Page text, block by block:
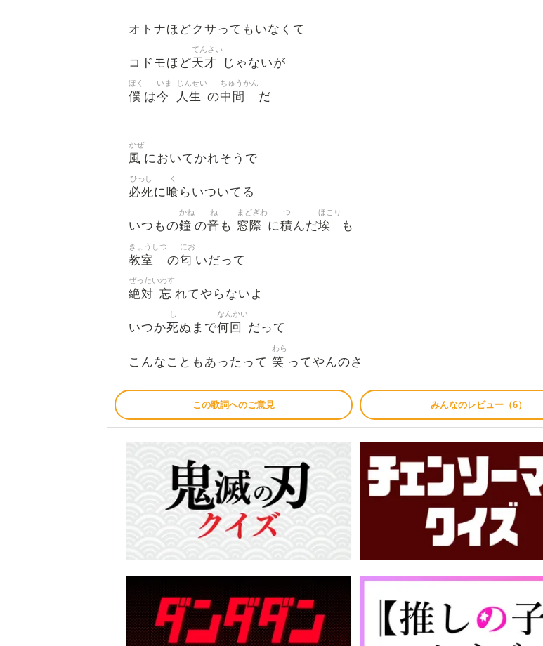
オトナほどクサってもいなくて
コドモほど天才
てんさい
じゃないが
僕
ぼく
は今
いま
人生
じんせい
の中間
ちゅうかん
だ
風
かぜ
においてかれそうで
必死
ひっし
に喰
く
らいついてる
いつもの鐘
かね
の音
ね
も 窓際
まどぎわ
に積
つ
んだ埃
ほこり
も
教室
きょうしつ
の匂
にお
いだって
絶対
ぜったい
忘
わす
れてやらないよ
いつか死
し
ぬまで何回
なんかい
だって
こんなこともあったって 笑
わら
ってやんのさ
この歌詞へのご意見 みんなのレビュー（6）